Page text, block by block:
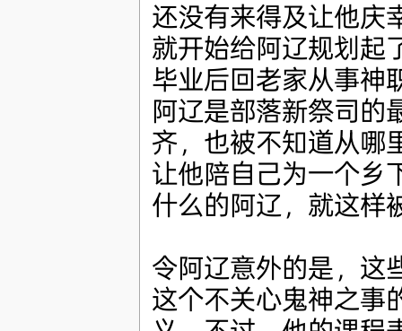
还没有来得及让他庆
就开始给阿辽规划起
毕业后回老家从事神
阿辽是部落新祭司的
齐，也被不知道从哪
让他陪自己为一个乡
什么的阿辽，就这样
令阿辽意外的是，这
这个不关心鬼神之事